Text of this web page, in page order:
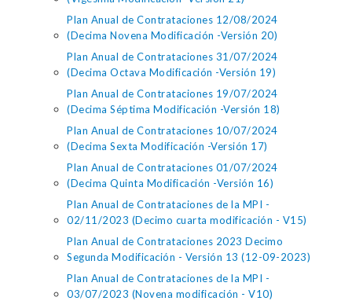
Plan Anual de Contrataciones 12/08/2024
(Decima Novena Modificación -Versión 20)
Plan Anual de Contrataciones 31/07/2024
(Decima Octava Modificación -Versión 19)
Plan Anual de Contrataciones 19/07/2024
(Decima Séptima Modificación -Versión 18)
Plan Anual de Contrataciones 10/07/2024
(Decima Sexta Modificación -Versión 17)
Plan Anual de Contrataciones 01/07/2024
(Decima Quinta Modificación -Versión 16)
Plan Anual de Contrataciones de la MPI -
02/11/2023 (Decimo cuarta modificación - V15)
Plan Anual de Contrataciones 2023 Decimo
Segunda Modificación - Versión 13 (12-09-2023)
Plan Anual de Contrataciones de la MPI -
03/07/2023 (Novena modificación - V10)